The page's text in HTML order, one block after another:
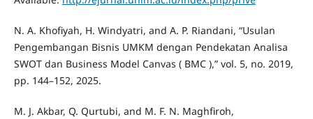
N. A. Khofiyah, H. Windyatri, and A. P. Riandani, “Usulan
Pengembangan Bisnis UMKM dengan Pendekatan Analisa
SWOT dan Business Model Canvas ( BMC ),” vol. 5, no. 2019,
pp. 144–152, 2025.
M. J. Akbar, Q. Qurtubi, and M. F. N. Maghfiroh,